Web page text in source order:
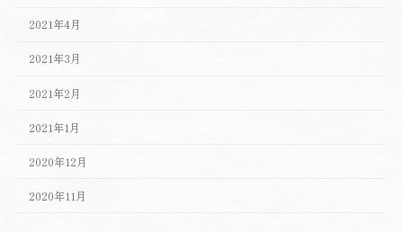
2021年4月
2021年3月
2021年2月
2021年1月
2020年12月
2020年11月